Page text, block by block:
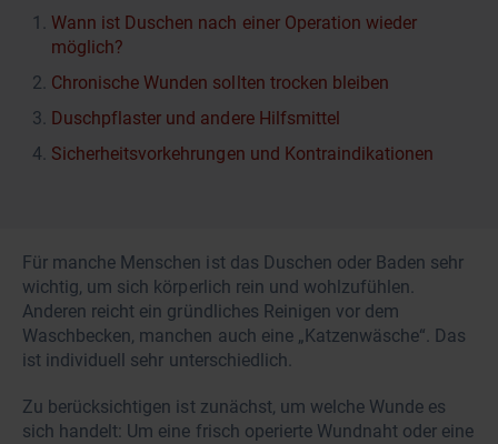
Wann ist Duschen nach einer Operation wieder
möglich?
Chronische Wunden sollten trocken bleiben
Duschpflaster und andere Hilfsmittel
Sicherheitsvorkehrungen und Kontraindikationen
Für manche Menschen ist das Duschen oder Baden sehr
wichtig, um sich körperlich rein und wohlzufühlen.
Anderen reicht ein gründliches Reinigen vor dem
Waschbecken, manchen auch eine „Katzenwäsche“. Das
ist individuell sehr unterschiedlich.
Zu berücksichtigen ist zunächst, um welche Wunde es
sich handelt: Um eine frisch operierte Wundnaht oder eine